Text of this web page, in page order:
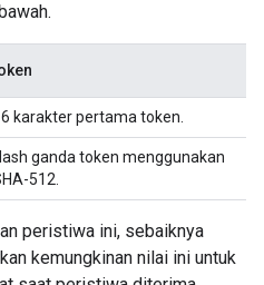
karakter pertama token.
ganda token menggunakan
512.
peristiwa ini, sebaiknya
kemungkinan nilai ini untuk